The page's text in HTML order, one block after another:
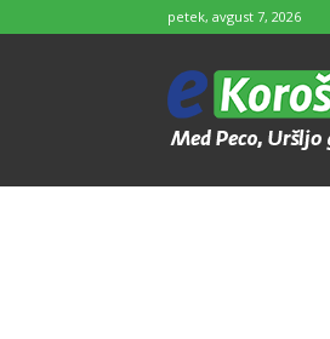
petek, avgust 7, 2026
e-
Koroška